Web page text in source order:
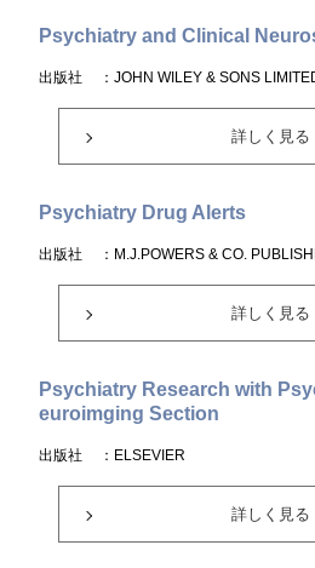
Psychiatry and Clinical
出版社 ：JOHN WILEY & SONS
詳しく見る
Psychiatry Drug Alerts
出版社 ：M.J.POWERS & CO.
詳しく見る
Psychiatry Research with
euroimging Section
出版社 ：ELSEVIER
詳しく見る